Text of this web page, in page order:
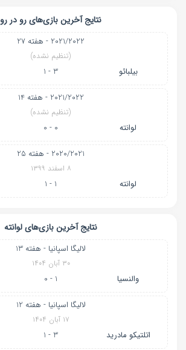
نتایج آخرین بازی‌های رو در رو
2021/2022 - هفته 27
(تنظیم نشده)
بیلبائو 3 - 1
2021/2022 - هفته 14
(تنظیم نشده)
لوانته 0 - 0
2020/2021 - هفته 25
۸ اسفند ۱۳۹۹
لوانته 1 - 1
نتایج آخرین بازی‌های لوانته
لالیگا اسپانیا - هفته 13
۳۰ آبان ۱۴۰۴
والنسیا 1 - 0
لالیگا اسپانیا - هفته 12
۱۷ آبان ۱۴۰۴
اتلتیکو مادرید 3 - 1